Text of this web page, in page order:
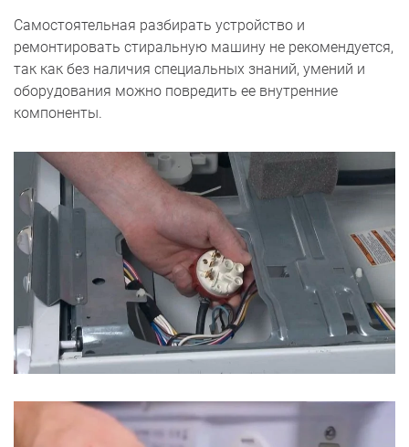
Самостоятельная разбирать устройство и
ремонтировать стиральную машину не рекомендуется,
так как без наличия специальных знаний, умений и
оборудования можно повредить ее внутренние
компоненты.